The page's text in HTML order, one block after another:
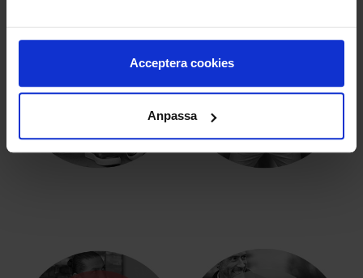
Acceptera cookies
Anpassa